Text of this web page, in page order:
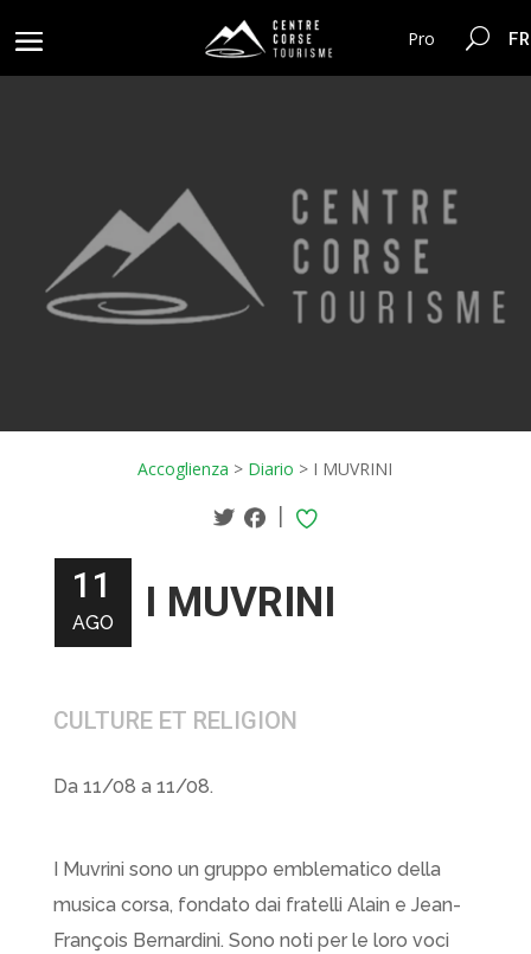
Pro
Accoglienza > Diario > I MUVRINI
|
11
AGO I MUVRINI
CULTURE ET RELIGION
Da 11/08 a 11/08.
I Muvrini sono un gruppo emblematico della
musica corsa, fondato dai fratelli Alain e Jean-
François Bernardini. Sono noti per le loro voci